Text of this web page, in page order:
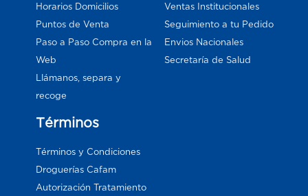
Horarios Domicilios
Puntos de Venta
Paso a Paso Compra en la
Web
Llámanos, separa y
recoge
Ventas Institucionales
Seguimiento a tu Pedido
Envios Nacionales
Secretaría de Salud
Términos
Términos y Condiciones
Droguerías Cafam
Autorización Tratamiento